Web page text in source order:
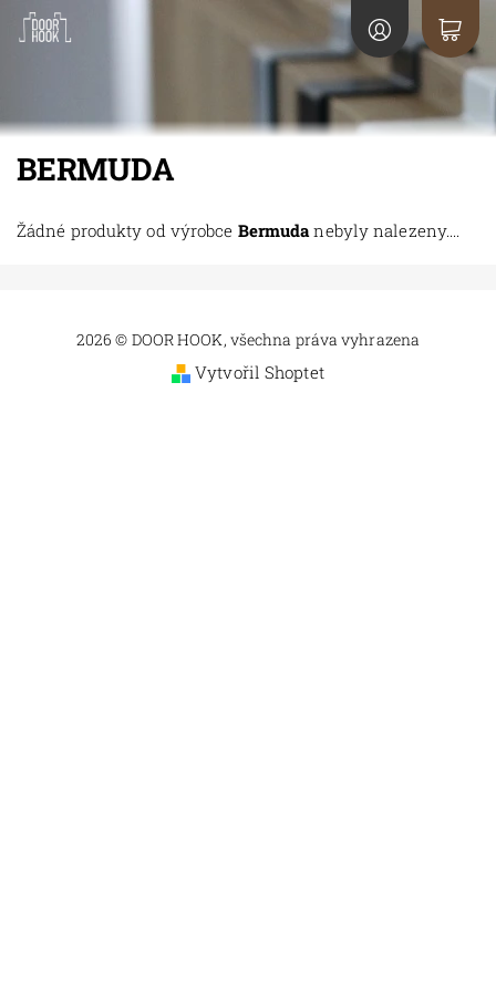
BERMUDA
Žádné produkty od výrobce Bermudanebyly nalezeny....
2026 © DOOR HOOK, všechna práva vyhrazena
Vytvořil Shoptet